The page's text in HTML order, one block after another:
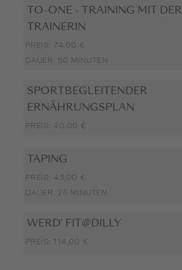
TO-ONE - TRAINING MIT DER
TRAINERIN
PREIS: 74,00 €
DAUER: 50 MINUTEN
SPORTBEGLEITENDER
ERNÄHRUNGSPLAN
PREIS: 40,00 €
TAPING
PREIS: 43,00 €
DAUER: 25 MINUTEN
WERD' FIT@DILLY
PREIS: 114,00 €